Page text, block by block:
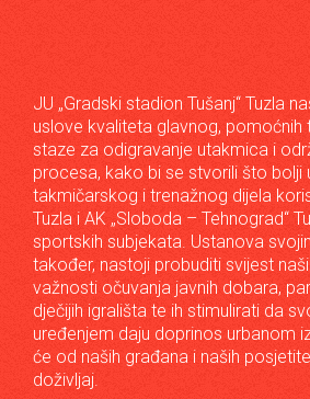
JU „Gradski stadion Tušanj“ Tuzla
uslove kvaliteta glavnog, pomoćnih
staze za odigravanje utakmica i
procesa, kako bi se stvorili što bolji
takmičarskog i trenažnog dijela
Tuzla i AK „Sloboda – Tehnograd“
sportskih subjekata. Ustanova
također, nastoji probuditi svijest
važnosti očuvanja javnih dobara,
dječijih igrališta te ih stimulirati da
uređenjem daju doprinos urbanom
će od naših građana i naših
doživljaj.